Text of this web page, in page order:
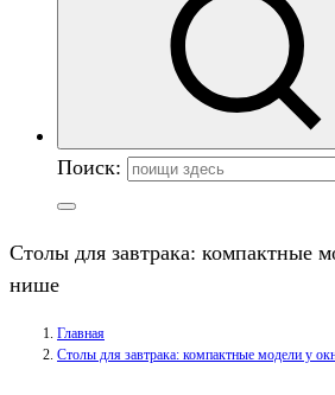
Поиск:
Столы для завтрака: компактные
нише
Главная
Столы для завтрака: компактные модели у